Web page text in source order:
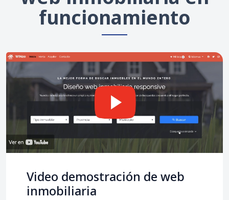
funcionamiento
Video demostración de web
inmobiliaria